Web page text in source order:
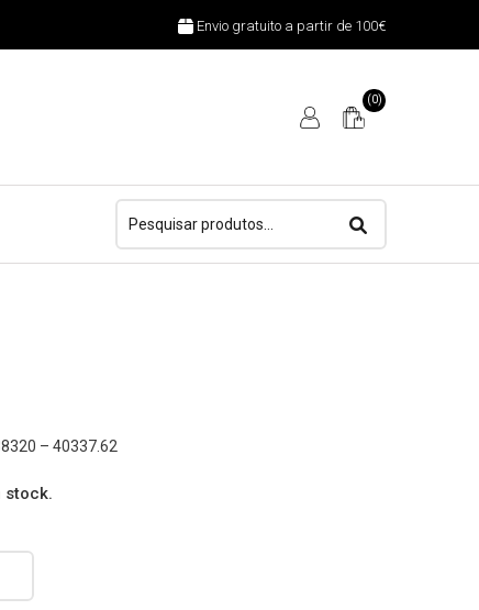
Envio gratuito a partir de 100€
(0)
– 40337.62
stock.